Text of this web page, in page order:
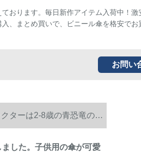
おります。毎日新作アイテム入荷中！激
、まとめ買いで、ビニール傘を格安でお
お問い
ターは2-8歳の青恐竜の平
した。子供用の傘が可愛